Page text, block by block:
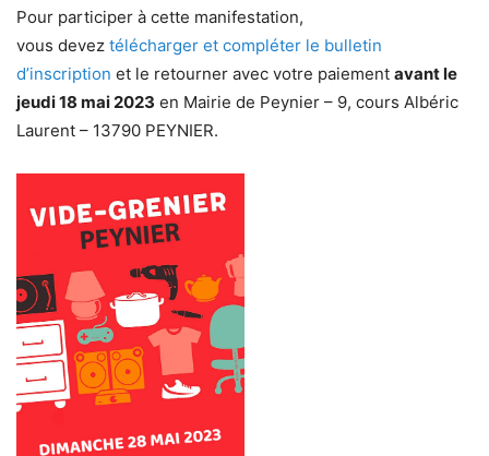
Pour participer à cette manifestation,
vous devez télécharger et compléter le bulletin
d’inscription et le retourner avec votre paiement avant le
jeudi 18 mai 2023 en Mairie de Peynier – 9, cours Albéric
Laurent – 13790 PEYNIER.